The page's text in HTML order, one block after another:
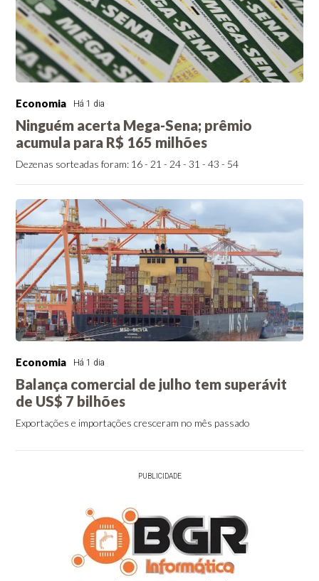
Economia Há 1 dia
Ninguém acerta Mega-Sena; prêmio
acumula para R$ 165 milhões
Dezenas sorteadas foram: 16 - 21 - 24 - 31 - 43 - 54
Economia Há 1 dia
Balança comercial de julho tem superávit
de US$ 7 bilhões
Exportações e importações cresceram no mês passado
PUBLICIDADE